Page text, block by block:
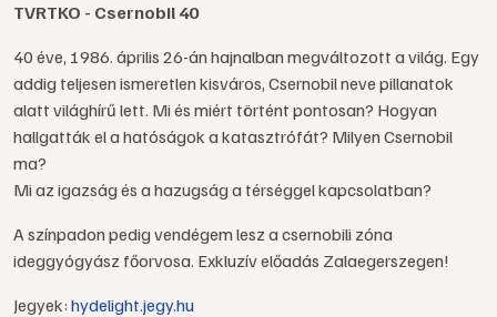
TVRTKO - Csernobil 40
40 éve, 1986. április 26-án hajnalban megváltozott a világ. Egy
addig teljesen ismeretlen kisváros, Csernobil neve pillanatok
alatt világhírű lett. Mi és miért történt pontosan? Hogyan
hallgatták el a hatóságok a katasztrófát? Milyen Csernobil
ma?
Mi az igazság és a hazugság a térséggel kapcsolatban?
A színpadon pedig vendégem lesz a csernobili zóna
ideggyógyász főorvosa. Exkluzív előadás Zalaegerszegen!
Jegyek: hydelight.jegy.hu